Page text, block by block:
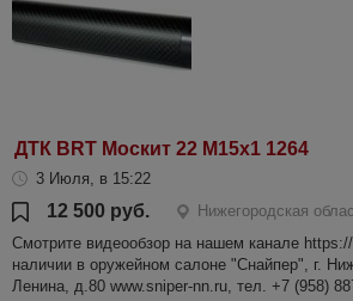
ДТК BRT Москит 22 М15х1 1264
3 Июля, в 15:22
12 500 руб.
Нижегородская
Смотрите видеообзор на нашем канале
наличии в оружейном салоне "Снайпер", г.
Ленина, д.80 www.sniper-nn.ru, тел. +7 (958)